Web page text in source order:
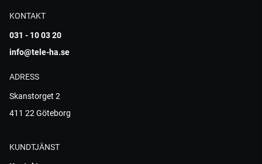
KONTAKT
031 - 10 03 20
info@tele-ha.se
ADRESS
Skanstorget 2
411 22 Göteborg
KUNDTJÄNST